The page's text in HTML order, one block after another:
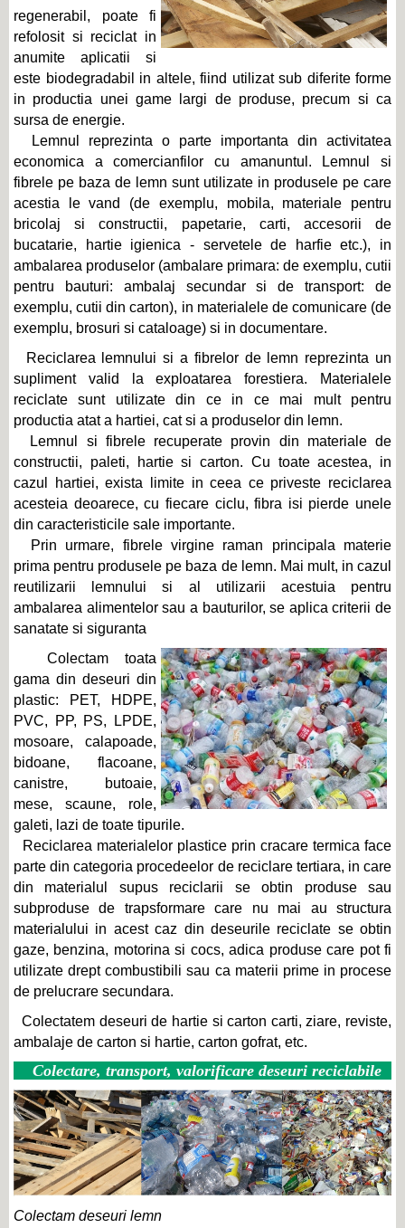
regenerabil, poate fi
refolosit si reciclat in
anumite aplicatii si
este biodegradabil in altele, fiind utilizat sub diferite forme
in productia unei game largi de produse, precum si ca
sursa de energie.
Lemnul reprezinta o parte importanta din activitatea
economica a comercianfilor cu amanuntul. Lemnul si
fibrele pe baza de lemn sunt utilizate in produsele pe care
acestia le vand (de exemplu, mobila, materiale pentru
bricolaj si constructii, papetarie, carti, accesorii de
bucatarie, hartie igienica - servetele de harfie etc.), in
ambalarea produselor (ambalare primara: de exemplu, cutii
pentru bauturi: ambalaj secundar si de transport: de
exemplu, cutii din carton), in materialele de comunicare (de
exemplu, brosuri si cataloage) si in documentare.
Reciclarea lemnului si a fibrelor de lemn reprezinta un
supliment valid la exploatarea forestiera. Materialele
reciclate sunt utilizate din ce in ce mai mult pentru
productia atat a hartiei, cat si a produselor din lemn.
Lemnul si fibrele recuperate provin din materiale de
constructii, paleti, hartie si carton. Cu toate acestea, in
cazul hartiei, exista limite in ceea ce priveste reciclarea
acesteia deoarece, cu fiecare ciclu, fibra isi pierde unele
din caracteristicile sale importante.
Prin urmare, fibrele virgine raman principala materie
prima pentru produsele pe baza de lemn. Mai mult, in cazul
reutilizarii lemnului si al utilizarii acestuia pentru
ambalarea alimentelor sau a bauturilor, se aplica criterii de
sanatate si siguranta
Colectam toata
gama din deseuri din
plastic: PET, HDPE,
PVC, PP, PS, LPDE,
mosoare, calapoade,
bidoane, flacoane,
canistre, butoaie,
mese, scaune, role,
galeti, lazi de toate tipurile.
Reciclarea materialelor plastice prin cracare termica face
parte din categoria procedeelor de reciclare tertiara, in care
din materialul supus reciclarii se obtin produse sau
subproduse de trapsformare care nu mai au structura
materialului in acest caz din deseurile reciclate se obtin
gaze, benzina, motorina si cocs, adica produse care pot fi
utilizate drept combustibili sau ca materii prime in procese
de prelucrare secundara.
Colectatem deseuri de hartie si carton carti, ziare, reviste,
ambalaje de carton si hartie, carton gofrat, etc.
Colectare, transport, valorificare deseuri reciclabile
Colectam deseuri lemn